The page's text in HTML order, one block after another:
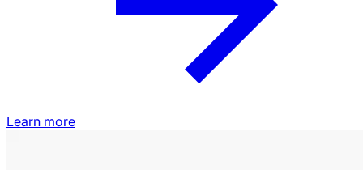
Learn more